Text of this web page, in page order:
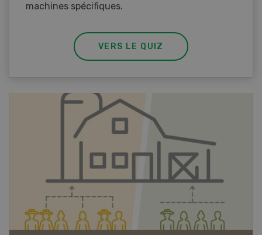
machines spécifiques.
VERS LE QUIZ